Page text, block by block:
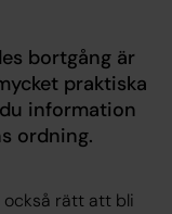
bortgång är
praktiska
information
ordning.
också rätt att bli